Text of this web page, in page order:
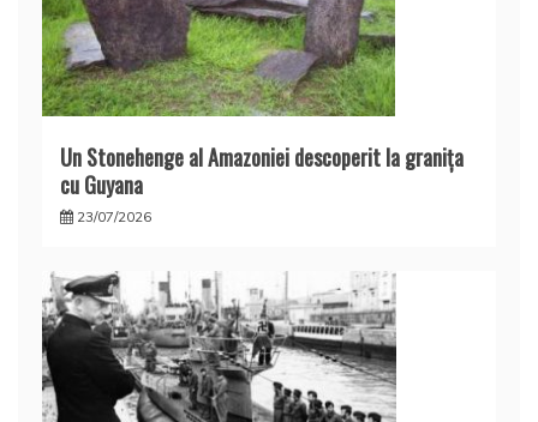
Un Stonehenge al Amazoniei descoperit la graniţa
cu Guyana
23/07/2026